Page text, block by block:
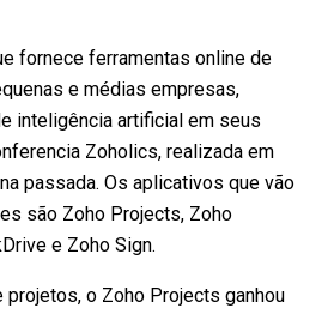
fornece ferramentas online de
e médias empresas,
inteligência artificial em seus
Zoholics, realizada em
passada. Os aplicativos que vão
são Zoho Projects, Zoho
e Zoho Sign.
o Zoho Projects ganhou